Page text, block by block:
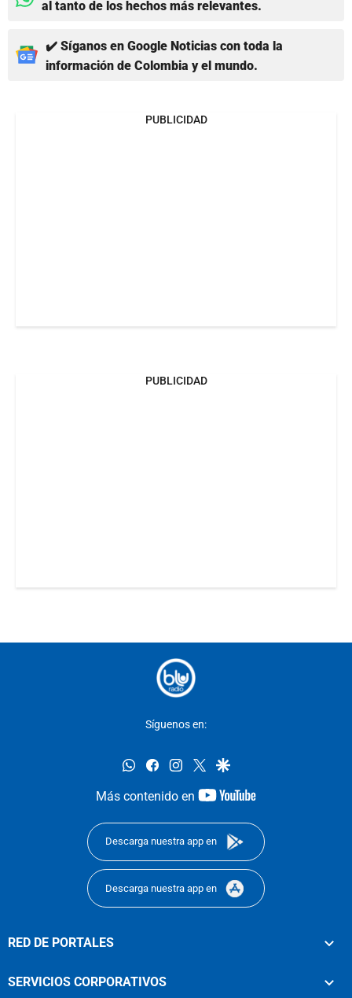
al tanto de los hechos más relevantes.
✔️ Síganos en Google Noticias con toda la
información de Colombia y el mundo.
PUBLICIDAD
PUBLICIDAD
Síguenos en:
whatsappfacebookinstagram
twittergoogle
Más contenido en
youtube-
Descarga nuestra app en
Descarga nuestra app en
RED DE PORTALES
SERVICIOS CORPORATIVOS